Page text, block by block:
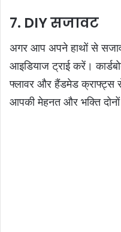
7. DIY सजावट
अगर आप अपने हाथों से
आइडियाज ट्राई करें।
फ्लावर और हैंडमेड क्राफ्ट्स
आपकी मेहनत और भक्ति